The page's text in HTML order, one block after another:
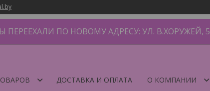
ПЕРЕЕХАЛИ ПО НОВОМУ АДРЕСУ: УЛ. В.ХОРУЖЕЙ, 5
ДОСТАВКА И ОПЛАТА О КОМПАНИИ